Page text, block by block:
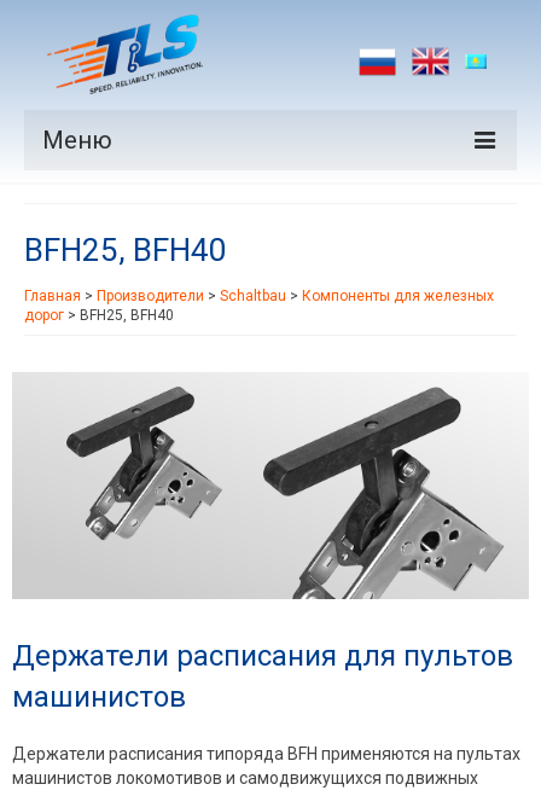
Меню
Производители
Рынки
Контакты
BFH25, BFH40
Главная > Производители > Schaltbau > Компоненты для железных
дорог > BFH25, BFH40
Держатели расписания для пультов
машинистов
Держатели расписания типоряда BFH применяются на пультах
машинистов локомотивов и самодвижущихся подвижных